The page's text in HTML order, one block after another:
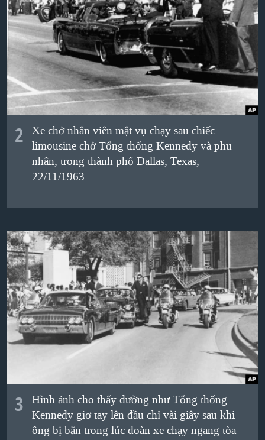
QUAN HỆ VIỆT MỸ
2
Xe chở nhân viên mật vụ chạy sau chiếc
limousine chở Tổng thống Kennedy và phu
nhân, trong thành phố Dallas, Texas,
22/11/1963
3
Hình ảnh cho thấy dường như Tổng thống
Kennedy giơ tay lên đầu chỉ vài giây sau khi
ông bị bắn trong lúc đoàn xe chạy ngang tòa